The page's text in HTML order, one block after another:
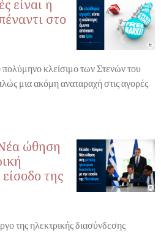
είναι η
στο
κλείσιμο των Στενών του
μια ακόμη αναταραχή στις αγορές
ώθηση
της
της ηλεκτρικής διασύνδεσης